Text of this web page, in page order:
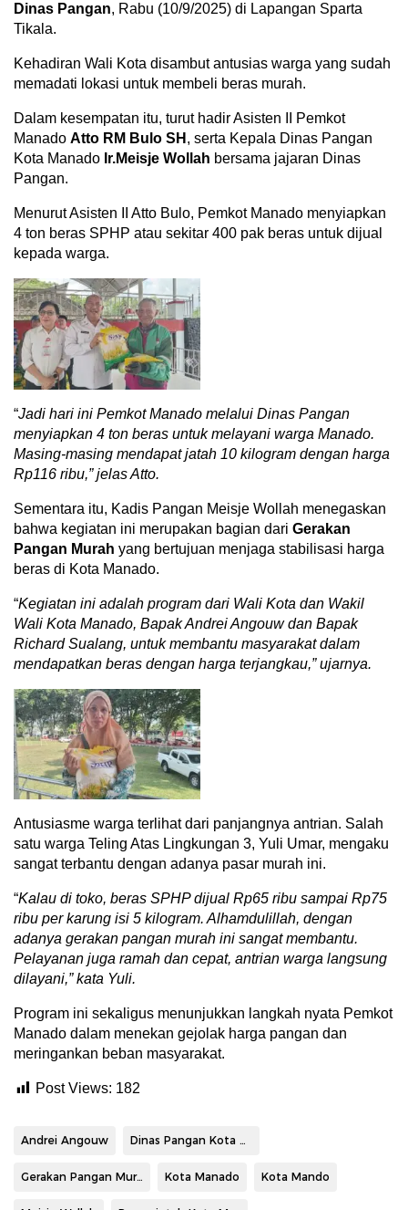
Dinas Pangan, Rabu (10/9/2025) di Lapangan Sparta
Tikala.
Kehadiran Wali Kota disambut antusias warga yang sudah
memadati lokasi untuk membeli beras murah.
Dalam kesempatan itu, turut hadir Asisten II Pemkot
Manado Atto RM Bulo SH , serta Kepala Dinas Pangan
Kota Manado Ir.Meisje Wollah bersama jajaran Dinas
Pangan.
Menurut Asisten II Atto Bulo, Pemkot Manado menyiapkan
4 ton beras SPHP atau sekitar 400 pak beras untuk dijual
kepada warga.
“Jadi hari ini Pemkot Manado melalui Dinas Pangan
menyiapkan 4 ton beras untuk melayani warga Manado.
Masing-masing mendapat jatah 10 kilogram dengan harga
Rp116 ribu,” jelas Atto.
Sementara itu, Kadis Pangan Meisje Wollah menegaskan
bahwa kegiatan ini merupakan bagian dari Gerakan
Pangan Murah yang bertujuan menjaga stabilisasi harga
beras di Kota Manado.
“Kegiatan ini adalah program dari Wali Kota dan Wakil
Wali Kota Manado, Bapak Andrei Angouw dan Bapak
Richard Sualang, untuk membantu masyarakat dalam
mendapatkan beras dengan harga terjangkau,” ujarnya.
Antusiasme warga terlihat dari panjangnya antrian. Salah
satu warga Teling Atas Lingkungan 3, Yuli Umar, mengaku
sangat terbantu dengan adanya pasar murah ini.
“Kalau di toko, beras SPHP dijual Rp65 ribu sampai Rp75
ribu per karung isi 5 kilogram. Alhamdulillah, dengan
adanya gerakan pangan murah ini sangat membantu.
Pelayanan juga ramah dan cepat, antrian warga langsung
dilayani,” kata Yuli.
Program ini sekaligus menunjukkan langkah nyata Pemkot
Manado dalam menekan gejolak harga pangan dan
meringankan beban masyarakat.
Post Views: 182
Andrei Angouw Dinas Pangan Kota Manado
Gerakan Pangan Murah Kota Manado Kota Mando